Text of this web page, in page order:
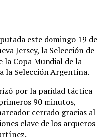
este domingo 19 de
Jersey, la Selección de
la Copa Mundial de la
la Selección Argentina.
por la paridad táctica
90 minutos,
cerrado gracias al
clave de los arqueros